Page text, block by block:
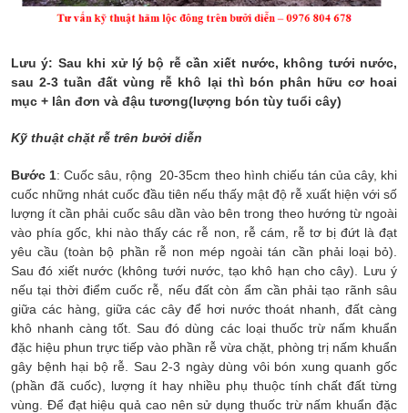
Lưu ý: Sau khi xử lý bộ rễ cần xiết nước, không tưới nước,
sau 2-3 tuần đất vùng rễ khô lại thì bón phân hữu cơ hoai
mục + lân đơn và đậu tương(lượng bón tùy tuổi cây)
Kỹ thuật chặt rễ trên bưởi diễn
Bước 1: Cuốc sâu, rộng 20-35cm theo hình chiếu tán của cây, khi
cuốc những nhát cuốc đầu tiên nếu thấy mật độ rễ xuất hiện với số
lượng ít cần phải cuốc sâu dần vào bên trong theo hướng từ ngoài
vào phía gốc, khi nào thấy các rễ non, rễ cám, rễ tơ bị đứt là đạt
yêu cầu (toàn bộ phần rễ non mép ngoài tán cần phải loại bỏ).
Sau đó xiết nước (không tưới nước, tạo khô hạn cho cây). Lưu ý
nếu tại thời điểm cuốc rễ, nếu đất còn ẩm cần phải tạo rãnh sâu
giữa các hàng, giữa các cây để hơi nước thoát nhanh, đất càng
khô nhanh càng tốt. Sau đó dùng các loại thuốc trừ nấm khuẩn
đặc hiệu phun trực tiếp vào phần rễ vừa chặt, phòng trị nấm khuẩn
gây bệnh hại bộ rễ. Sau 2-3 ngày dùng vôi bón xung quanh gốc
(phần đã cuốc), lượng ít hay nhiều phụ thuộc tính chất đất từng
vùng. Để đạt hiệu quả cao nên sử dụng thuốc trừ nấm khuẩn đặc